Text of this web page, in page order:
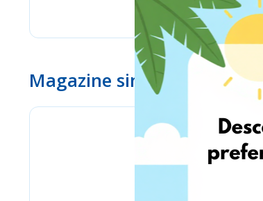
Magazine similare